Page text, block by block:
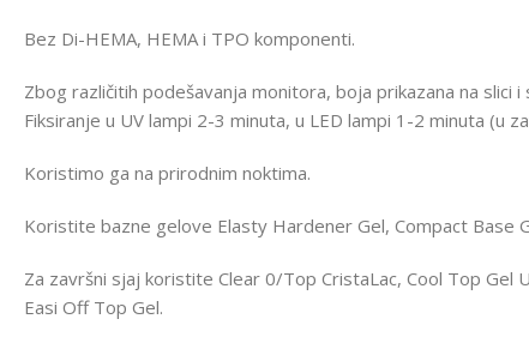
Bez Di-HEMA, HEMA i TPO komponenti.
Zbog različitih podešavanja monitora, boja prikazana na
Fiksiranje u UV lampi 2-3 minuta, u LED lampi 1-2 minuta (u
Koristimo ga na prirodnim noktima.
Koristite bazne gelove Elasty Hardener Gel, Compact Base
Za završni sjaj koristite Clear 0/Top CristaLac, Cool Top Gel
Easi Off Top Gel.